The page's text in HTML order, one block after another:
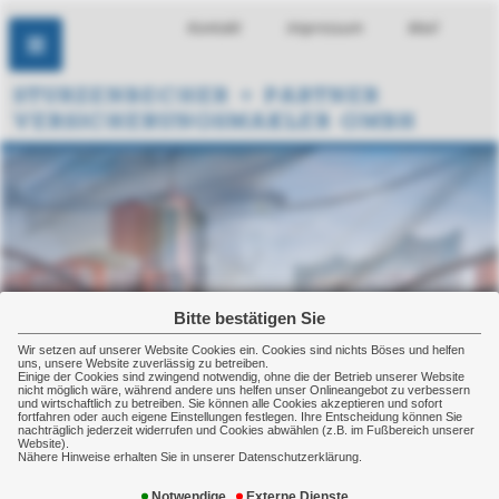
Bitte bestätigen Sie
Wir setzen auf unserer Website Cookies ein. Cookies sind nichts Böses und helfen
uns, unsere Website zuverlässig zu betreiben.
Einige der Cookies sind zwingend notwendig, ohne die der Betrieb unserer Website
nicht möglich wäre, während andere uns helfen unser Onlineangebot zu verbessern
und wirtschaftlich zu betreiben. Sie können alle Cookies akzeptieren und sofort
fortfahren oder auch eigene Einstellungen festlegen. Ihre Entscheidung können Sie
nachträglich jederzeit widerrufen und Cookies abwählen (z.B. im Fußbereich unserer
Website).
Nähere Hinweise erhalten Sie in unserer Datenschutzerklärung.
Kontakt Impressum Mail